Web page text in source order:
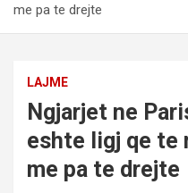
me pa te drejte
LAJME
Ngjarjet ne
eshte ligj qe te
me pa te drejte